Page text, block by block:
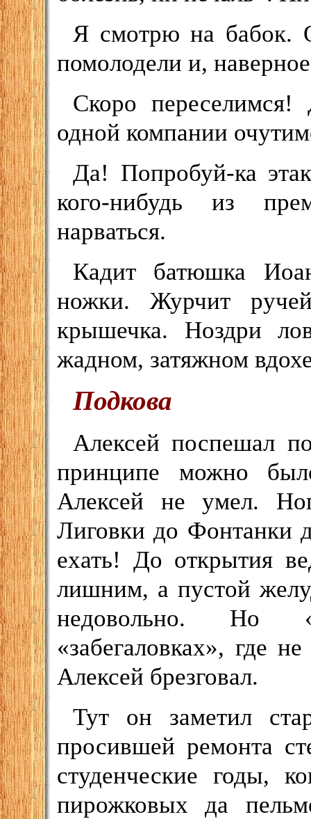
Я смотрю на бабок.
помолодели и,
Скоро
одной компании
Да! Попробуй-ка
кого-нибудь из
нарваться.
Кадит батюшка
ножки. Журчит
крышечка. Ноздри
жадном, затяжном
Подкова
Алексей поспешал
принципе можно
Алексей не умел.
Лиговки до Фонтанки
ехать! До открытия
лишним, а пустой
недовольно. Но
«забегаловках», где
Алексей брезговал.
Тут он заметил
просившей ремонта
студенческие годы,
пирожковых да